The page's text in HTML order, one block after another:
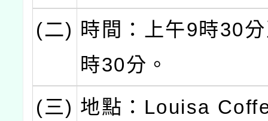
(二) 時間：上午9時30
時30分。
(三) 地點：Louisa